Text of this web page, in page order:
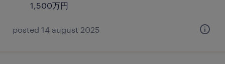
1,500万円
posted 14 august 2025